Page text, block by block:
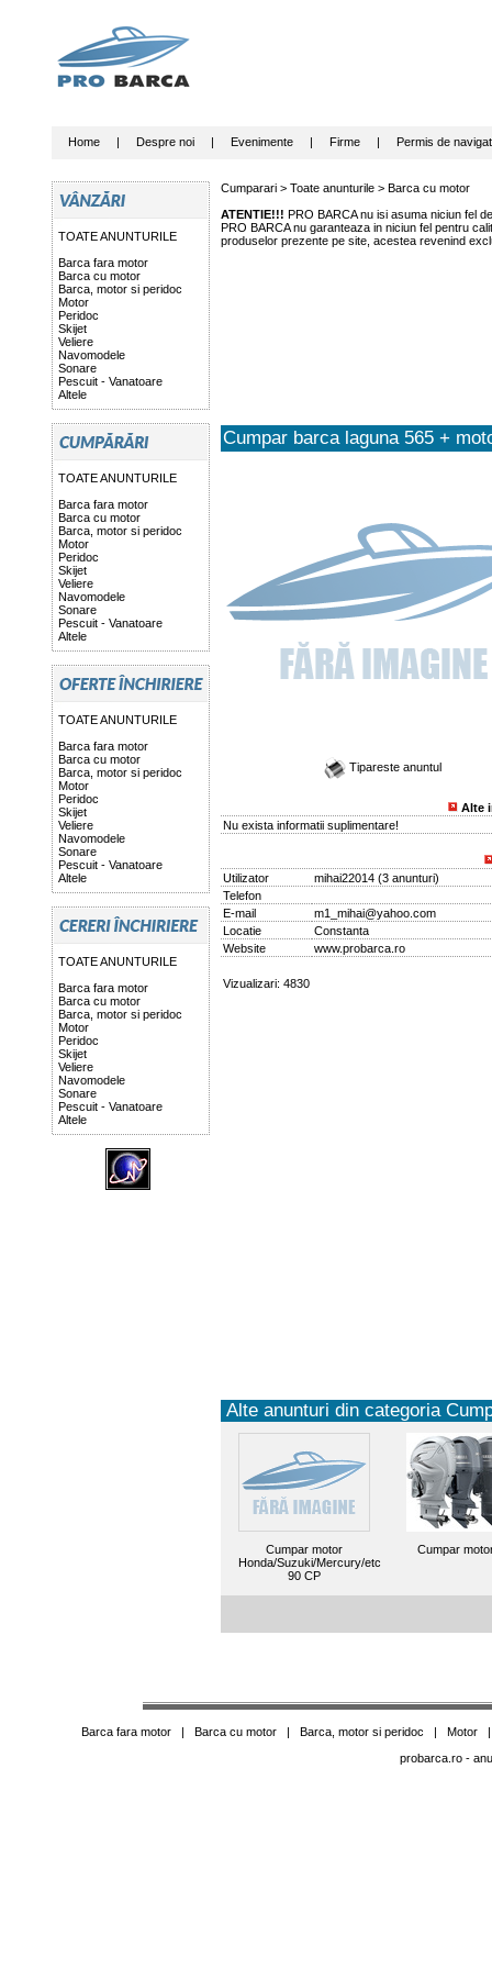
Home| Despre noi| Evenimente| Firme| Permis de
TOATE ANUNTURILE
Barca fara motor
Barca cu motor
Barca, motor si peridoc
Motor
Peridoc
Skijet
Veliere
Navomodele
Sonare
Pescuit - Vanatoare
Altele
TOATE ANUNTURILE
Barca fara motor
Barca cu motor
Barca, motor si peridoc
Motor
Peridoc
Skijet
Veliere
Navomodele
Sonare
Pescuit - Vanatoare
Altele
TOATE ANUNTURILE
Barca fara motor
Barca cu motor
Barca, motor si peridoc
Motor
Peridoc
Skijet
Veliere
Navomodele
Sonare
Pescuit - Vanatoare
Altele
TOATE ANUNTURILE
Barca fara motor
Barca cu motor
Barca, motor si peridoc
Motor
Peridoc
Skijet
Veliere
Navomodele
Sonare
Pescuit - Vanatoare
Altele
Cumparari > Toate anunturile> Barca cu motor
ATENTIE!!! PRO BARCA nu isi asuma niciun fel
PRO BARCA nu garanteaza in niciun fel pentru
produselor prezente pe site, acestea revenind
Cumpar barca laguna 565 +
Tipareste anuntul
Alte
Nu exista informatii suplimentare!
Utilizator mihai22014(3 anunturi)
Telefon
E-mail
m1_mihai@yahoo.com
Locatie
Constanta
Website
www.probarca.ro
Vizualizari: 4830
Alte anunturi din categoria
Cumpar motor
Honda/Suzuki/Mercury/etc
90 CP
Cumpar
Barca fara motor| Barca cu motor| Barca, motor si peridoc | Motor
probarca.ro-